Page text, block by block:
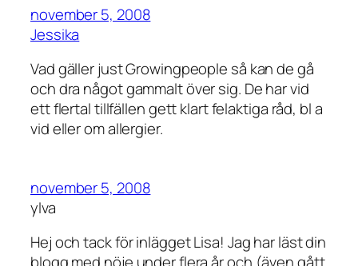
november 5, 2008
Jessika
Vad gäller just Growingpeople så kan de gå
och dra något gammalt över sig. De har vid
ett flertal tillfällen gett klart felaktiga råd, bl a
vid eller om allergier.
november 5, 2008
ylva
Hej och tack för inlägget Lisa! Jag har läst din